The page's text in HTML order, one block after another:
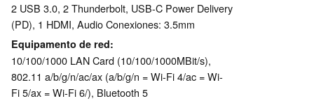
2 USB 3.0, 2 Thunderbolt, USB-C Power Delivery
(PD), 1 HDMI, Audio Conexiones: 3.5mm
Equipamento de red
10/100/1000 LAN Card (10/100/1000MBit/s),
802.11 a/b/g/n/ac/ax (a/b/g/n = Wi-Fi 4/ac = Wi-
Fi 5/ax = Wi-Fi 6/), Bluetooth 5